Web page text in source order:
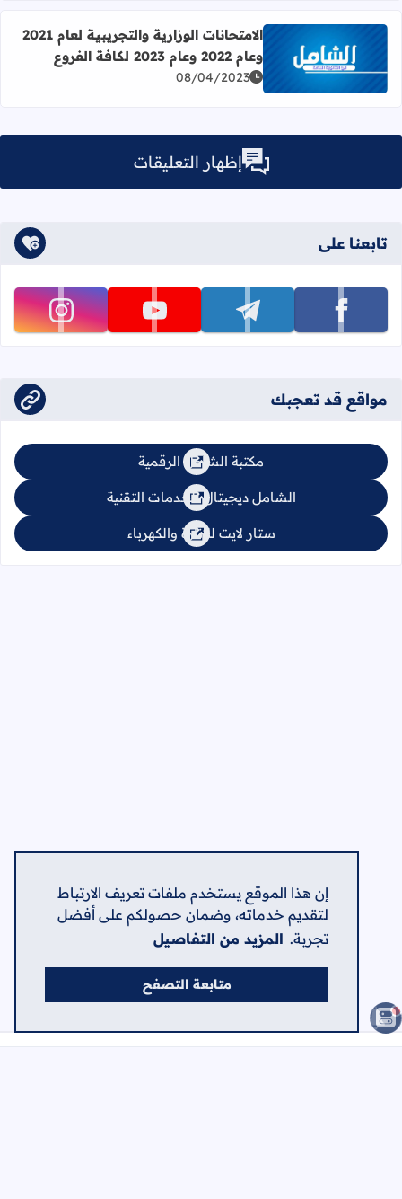
إن هذا الموقع يستخدم ملفات تعريف الارتباط
لتقديم خدماته، وضمان حصولكم على أفضل
تجربة. المزيد من التفاصيل
متابعة التصفح
اقرأ المزيد عن الامتحانات الوزارية والتجريبية لعام 2021 وعام 2022 وعام 2023 لكافة الفروع
الامتحانات الوزارية والتجريبية لعام 2021
وعام 2022 وعام 2023 لكافة الفروع
08/04/2023
إظهار التعليقات
تابعنا على
تابعنا على facebook تابعنا على telegram تابعنا على youtube تابعنا على instagram
مواقع قد تعجبك
مكتبة الشامل الرقمية
الشامل ديجيتال للخدمات التقنية
ستار لايت للإنارة والكهرباء